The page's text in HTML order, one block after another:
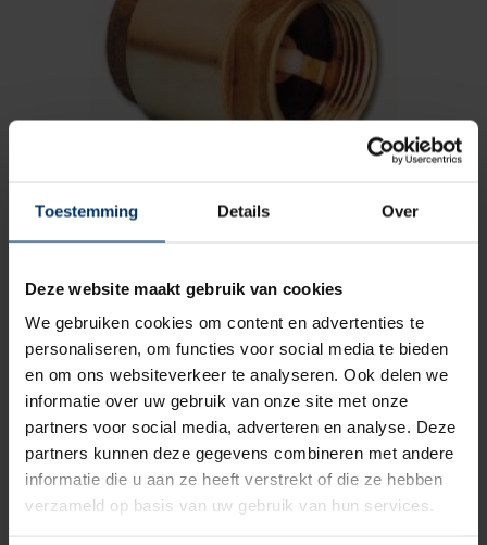
Toestemming Details Over
Deze website maakt gebruik van cookies
We gebruiken cookies om content en advertenties te
personaliseren, om functies voor social media te bieden
en om ons websiteverkeer te analyseren. Ook delen we
informatie over uw gebruik van onze site met onze
partners voor social media, adverteren en analyse. Deze
partners kunnen deze gegevens combineren met andere
informatie die u aan ze heeft verstrekt of die ze hebben
verzameld op basis van uw gebruik van hun services.
Artikelnummer: 3191
incl BTW